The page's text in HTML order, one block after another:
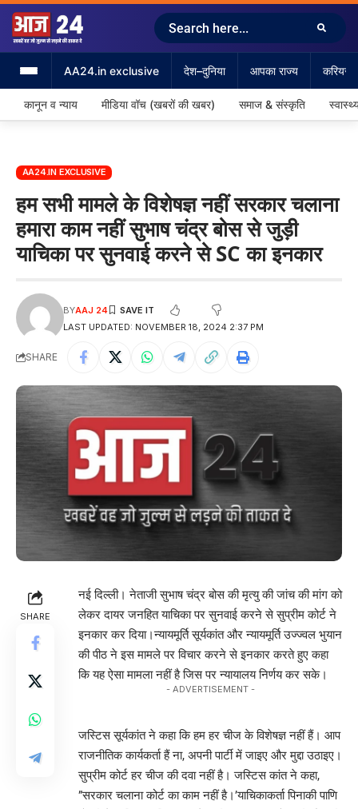
AA24.in exclusive देश–दुनिया आपका राज्य करियर
कानून व न्याय मीडिया वॉच (खबरों की खबर) समाज & संस्कृति
AA24.IN EXCLUSIVE
हम सभी मामले के विशेषज्ञ नहीं सरकार चलाना
हमारा काम नहीं सुभाष चंद्र बोस से जुड़ी
याचिका पर सुनवाई करने से SC का इनकार
LAST UPDATED: NOVEMBER 18, 2024 2:37 PM
BYAAJ 24
SHARE
SHARE
नई दिल्ली। नेताजी सुभाष चंद्र बोस की मृत्यु की जांच की मांग को
लेकर दायर जनहित याचिका पर सुनवाई करने से सुप्रीम कोर्ट ने
इनकार कर दिया।न्यायमूर्ति सूर्यकांत और न्यायमूर्ति उज्ज्वल भुयान
की पीठ ने इस मामले पर विचार करने से इनकार करते हुए कहा
कि यह ऐसा मामला नहीं है जिस पर न्यायालय निर्णय कर सके।
- ADVERTISEMENT -
जस्टिस सूर्यकांत ने कहा कि हम हर चीज के विशेषज्ञ नहीं हैं। आप
राजनीतिक कार्यकर्ता हैं ना, अपनी पार्टी में जाइए और मुद्दा उठाइए।
सुप्रीम कोर्ट हर चीज की दवा नहीं है। जस्टिस कांत ने कहा,
”सरकार चलाना कोर्ट का काम नहीं है।’याचिकाकर्ता पिनाकी पाणि